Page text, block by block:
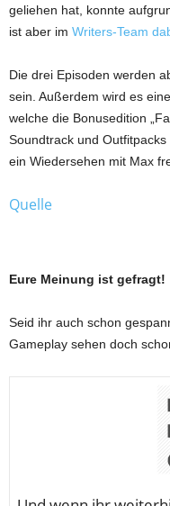
geliehen hat, konnte
ist aber im Writers-Team
Die drei Episoden werden
sein. Außerdem wird es
welche die Bonusedition
Soundtrack und
ein Wiedersehen mit Max
Quelle
Eure Meinung ist gefragt!
Seid ihr auch schon
Gameplay sehen doch